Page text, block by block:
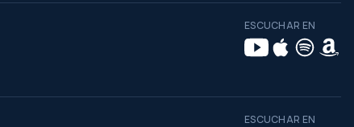
ESCUCHAR EN
ESCUCHAR EN